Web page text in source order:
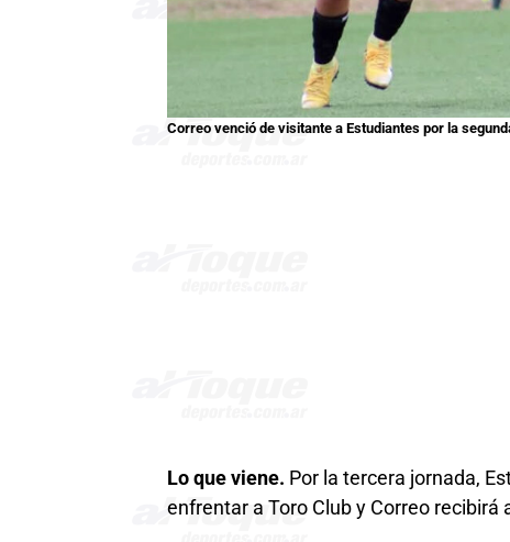
Correo venció de visitante a Estudiantes por la
Lo que viene. Por la tercera jornada,
enfrentar a Toro Club y Correo